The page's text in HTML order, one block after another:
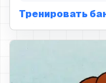
Тренировать